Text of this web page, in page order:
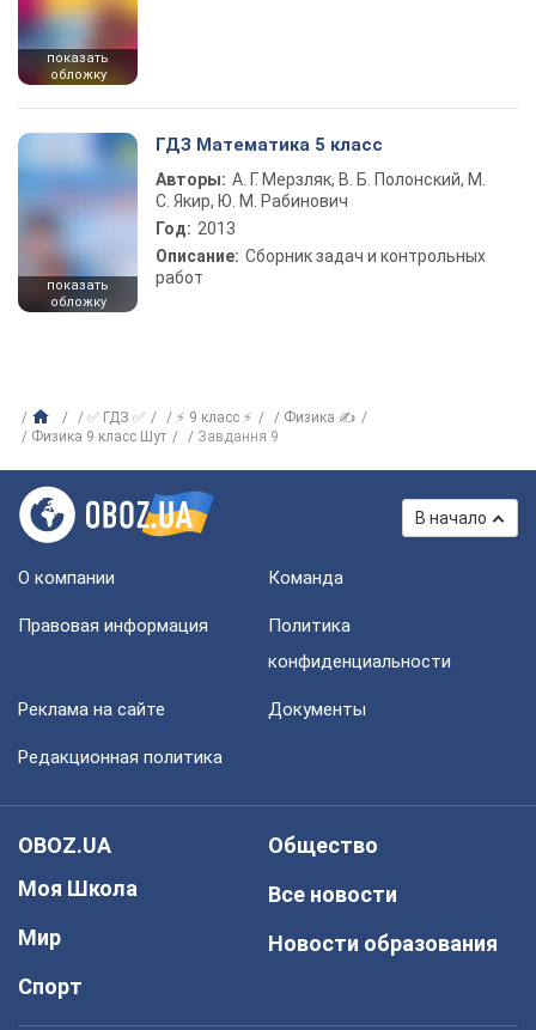
показать
обложку
показать
обложку
ГДЗ Математика 5 класс
Авторы: А. Г. Мерзляк, В. Б. Полонский, М.
С. Якир, Ю. М. Рабинович
Год: 2013
Описание: Сборник задач и контрольных
работ
✅ ГДЗ ✅ ⚡ 9 класс ⚡
Физика ✍
Физика 9 класс Шут
Завдання 9
В начало
О компании Команда
Правовая информация
Политика
конфиденциальности
Реклама на сайте Документы
Редакционная политика
OBOZ.UA
Моя Школа
Мир
Спорт
Общество
Все новости
Новости образования